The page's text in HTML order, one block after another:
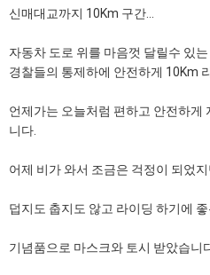
신매대교까지 10Km 구간...
자동차 도로 위를 마음껏 달릴수 있
경찰들의 통제하에 안전하게 10Km
언제가는 오늘처럼 편하고 안전하게
니다.
어제 비가 와서 조금은 걱정이 되었지
덥지도 춥지도 않고 라이딩 하기에 좋
기념품으로 마스크와 토시 받았습니